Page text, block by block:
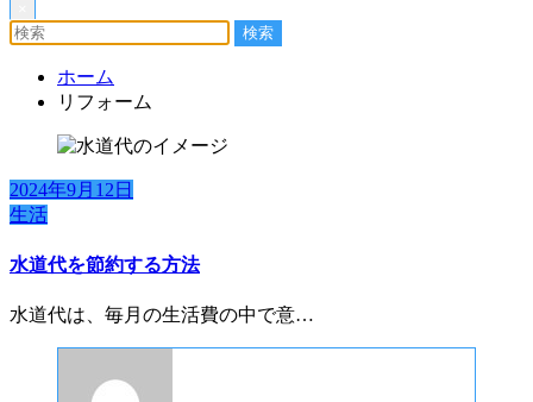
ホーム
リフォーム
2024年9月12日
生活
水道代を節約する方法
水道代は、毎月の生活費の中で意…